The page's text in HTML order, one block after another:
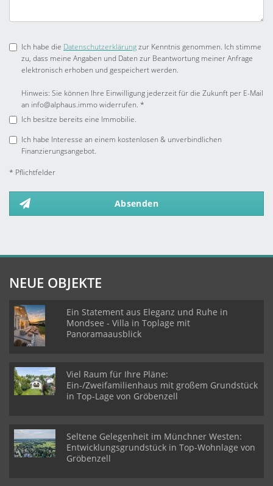
Ich habe die Datenschutzerklärungzur Kenntnis genommen. Ich stimme
zu, dass meine Angaben und Daten zur Beantwortung meiner Anfrage
elektronisch erhoben und gespeichert werden.
Hinweis: Sie können Ihre Einwilligung jederzeit für die Zukunft per E-Mail
an info@alphaus.immo widerrufen. *
Ich besitze bereits eine Immobilie.
Ich habe Interesse an einem kostenlosen & unverbindlichen
Finanzierungsangebot.
* Pflichtfelder
Absenden
NEUE OBJEKTE
Ein Statement aus Eleganz und Ruhe in
Mondsee - Villa in Toplage mit
Panoramaausblick
Viel Raum für Ihre Pläne:
Ein-/Zweifamilienhaus mit großem Grundstück
in Top-Lage von Gröbenzell
Seltene Gelegenheit im Münchner Westen:
Entwicklungsgrundstück in Top-Wohnlage von
Gröbenzell